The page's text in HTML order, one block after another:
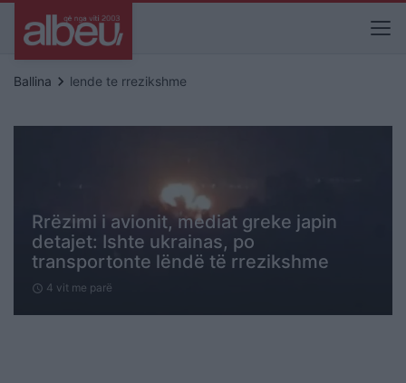
Ballina keyboard_arrow_right lende te rrezikshme
Rrëzimi i avionit, mediat greke japin
detajet: Ishte ukrainas, po
transportonte lëndë të rrezikshme
schedule 4 vit me parë